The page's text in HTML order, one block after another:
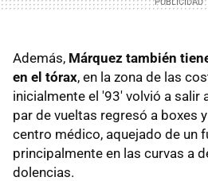
Además, Márquez también
en el tórax, en la zona de las
inicialmente el '93' volvió a salir
par de vueltas regresó a boxes
centro médico, aquejado de un
principalmente en las curvas a
dolencias.